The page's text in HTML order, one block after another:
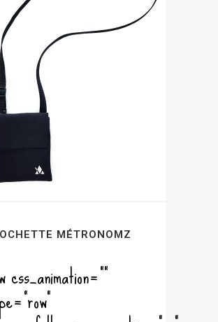
MÉTRONOMZ
css_animation=""